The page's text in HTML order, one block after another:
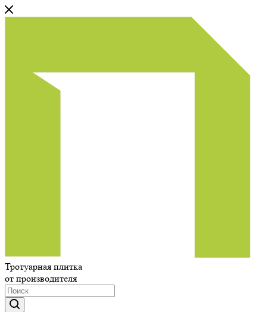
Тротуарная плитка
от производителя